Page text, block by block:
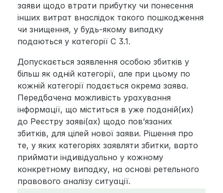
заяви щодо втрати прибутку чи понесення
інших витрат внаслідок такого пошкодження
чи знищення, у будь-якому випадку
подаються у категорії С 3.1.
Допускається заявлення особою збитків у
більш як одній категорії, але при цьому по
кожній категорії подається окрема заява.
Передбачена можливість урахування
інформації, що міститься в уже поданій(их)
до Реєстру заяві(ах) щодо пов’язаних
збитків, для цілей нової заяви. Рішення про
те, у яких категоріях заявляти збитки, варто
приймати індивідуально у кожному
конкретному випадку, на основі ретельного
правового аналізу ситуації.